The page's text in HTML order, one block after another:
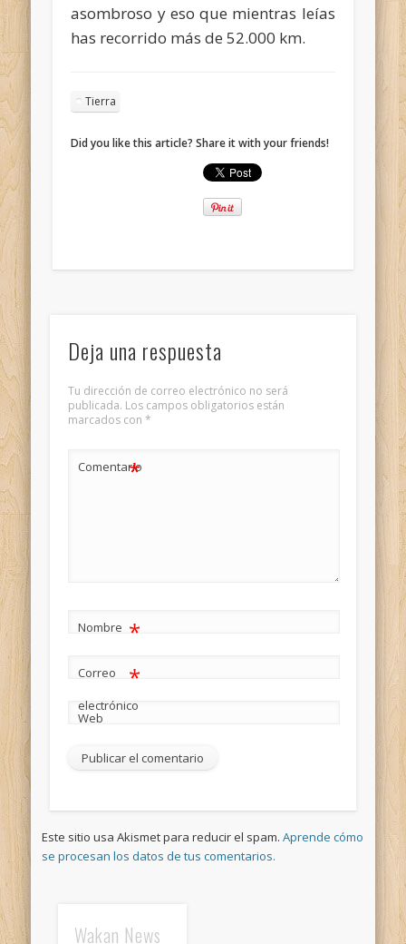
asombroso y eso que mientras leías
has recorrido más de 52.000 km.
Tierra
Did you like this article? Share it with your friends!
Deja una respuesta
Tu dirección de correo electrónico no será
publicada. Los campos obligatorios están
marcados con *
Comentario
*
Nombre *
Correo
electrónico
*
Web
Este sitio usa Akismet para reducir el spam.Aprende cómo
se procesan los datos de tus comentarios.
Wakan News